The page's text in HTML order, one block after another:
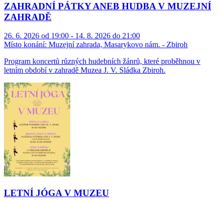
ZAHRADNÍ PÁTKY ANEB HUDBA V MUZEJNÍ
ZAHRADĚ
26. 6. 2026 od 19:00 - 14. 8. 2026 do 21:00
Místo konání: Muzejní zahrada, Masarykovo nám. - Zbiroh
Program koncertů různých hudebních žánrů, které proběhnou v
letním období v zahradě Muzea J. V. Sládka Zbiroh.
LETNÍ JÓGA V MUZEU